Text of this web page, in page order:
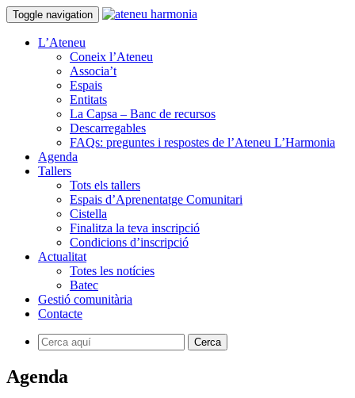
Toggle navigation
L’Ateneu
Coneix l’Ateneu
Associa’t
Espais
Entitats
La Capsa – Banc de recursos
Descarregables
FAQs: preguntes i respostes de l’Ateneu L’Harmonia
Agenda
Tallers
Tots els tallers
Espais d’Aprenentatge Comunitari
Cistella
Finalitza la teva inscripció
Condicions d’inscripció
Actualitat
Totes les notícies
Batec
Gestió comunitària
Contacte
Agenda